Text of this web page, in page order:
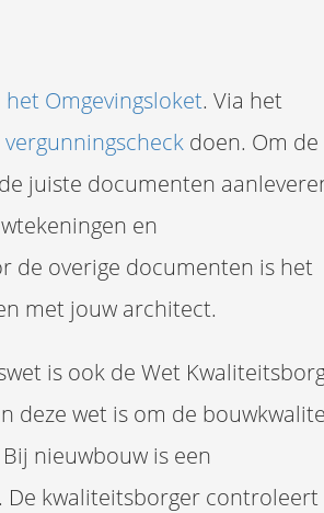
het Omgevingsloket. Via het
vergunningscheck doen. Om de
juiste documenten
en
de overige documenten is het
met jouw architect.
is ook de Wet
deze wet is om de
nieuwbouw is een
kwaliteitsborger controleert